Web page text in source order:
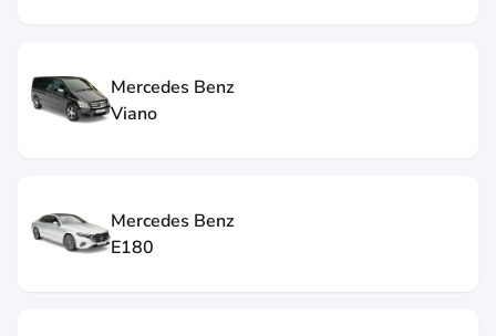
Mercedes Benz
Viano
Mercedes Benz
E180